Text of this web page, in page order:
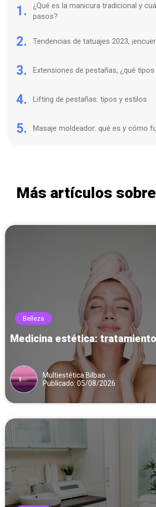
1.
¿Qué es la manicura tradicional y
pasos?
2. Tendencias de tatuajes 2023,
3. Extensiones de pestañas, ¿qué
4. Lifting de pestañas: tipos y estilos
5. Masaje moldeador: qué es y cómo
Más artículos
Belleza
Medicina estética:
Multiestética Bilbao
Publicado: 05/08/2026